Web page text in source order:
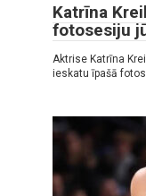
Katrīna
fotosesiju
Aktrise Katrīna
ieskatu īpašā